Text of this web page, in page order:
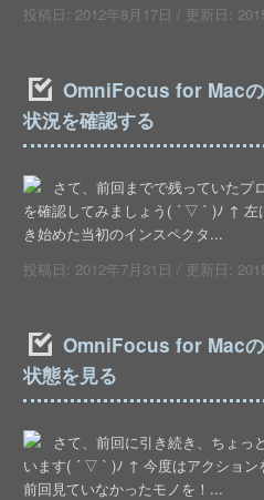
投稿日: 2012年8月17日 / 更新日:
OmniFocus for Macの
状況を確認する
さて、前回までで残っていたプ
を確認してみましょう( ´ ▽ ` )ﾉ ↑ 左
き始めた当初のインスペクタ...
投稿日: 2012年7月31日 / 更新日:
OmniFocus for Macの
状態を見る
さて、前回に引き続き、ちょっ
います( ´ ▽ ` )ﾉ ↑ 今度はアクション
前回見ていなかったモノを！...